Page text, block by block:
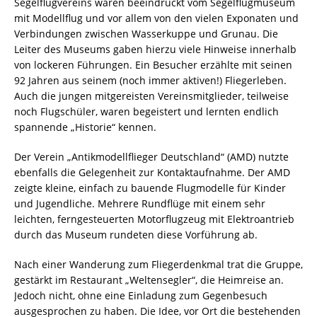
mit Modellflug und vor allem von den vielen Exponaten und
Verbindungen zwischen Wasserkuppe und Grunau. Die
Leiter des Museums gaben hierzu viele Hinweise innerhalb
von lockeren Führungen. Ein Besucher erzählte mit seinen
92 Jahren aus seinem (noch immer aktiven!) Fliegerleben.
Auch die jungen mitgereisten Vereinsmitglieder, teilweise
noch Flugschüler, waren begeistert und lernten endlich
spannende „Historie“ kennen.
Der Verein „Antikmodellflieger Deutschland“ (AMD) nutzte
ebenfalls die Gelegenheit zur Kontaktaufnahme. Der AMD
zeigte kleine, einfach zu bauende Flugmodelle für Kinder
und Jugendliche. Mehrere Rundflüge mit einem sehr
leichten, ferngesteuerten Motorflugzeug mit Elektroantrieb
durch das Museum rundeten diese Vorführung ab.
Nach einer Wanderung zum Fliegerdenkmal trat die Gruppe,
gestärkt im Restaurant „Weltensegler“, die Heimreise an.
Jedoch nicht, ohne eine Einladung zum Gegenbesuch
ausgesprochen zu haben. Die Idee, vor Ort die bestehenden